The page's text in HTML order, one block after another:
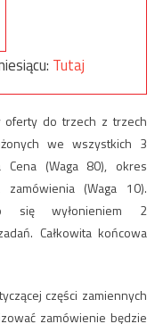
Tutaj
oferty do trzech z trzech
we wszystkich 3
Cena (Waga 80), okres
(Waga 10).
się wyłonieniem 2
Całkowita końcowa
części zamiennych
zamówienie będzie